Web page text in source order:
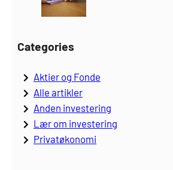
Categories
Aktier og Fonde
Alle artikler
Anden investering
Lær om investering
Privatøkonomi